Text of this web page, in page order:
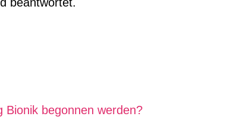
Bionik begonnen werden?